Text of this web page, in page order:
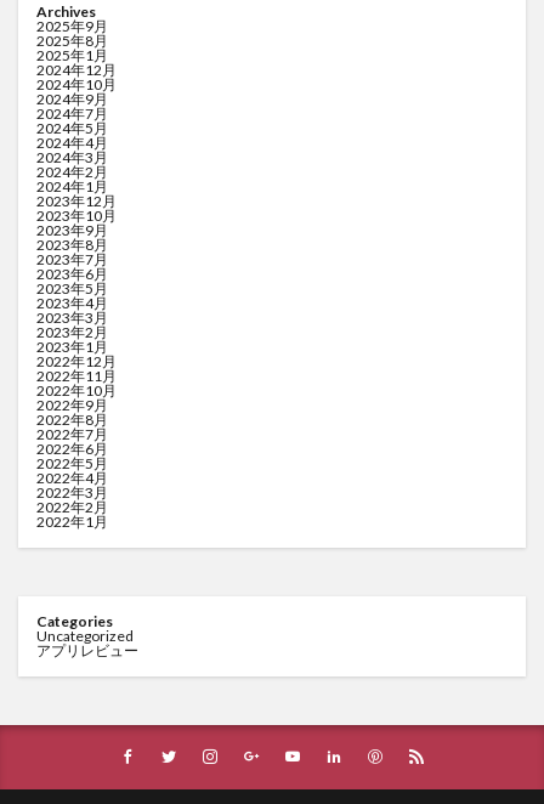
Archives
2025年9月
2025年8月
2025年1月
2024年12月
2024年10月
2024年9月
2024年7月
2024年5月
2024年4月
2024年3月
2024年2月
2024年1月
2023年12月
2023年10月
2023年9月
2023年8月
2023年7月
2023年6月
2023年5月
2023年4月
2023年3月
2023年2月
2023年1月
2022年12月
2022年11月
2022年10月
2022年9月
2022年8月
2022年7月
2022年6月
2022年5月
2022年4月
2022年3月
2022年2月
2022年1月
Categories
Uncategorized
アプリレビュー